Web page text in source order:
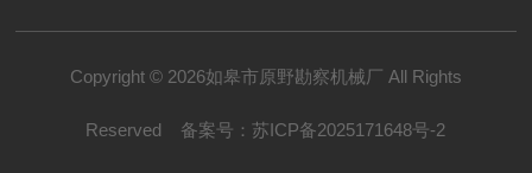
Copyright © 2026如皋市原野勘察机械厂 All Rights
Reserved 备案号：苏ICP备2025171648号-2